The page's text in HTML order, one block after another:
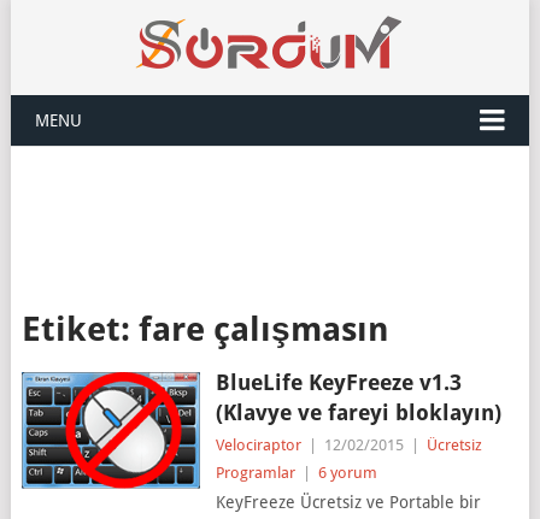
MENU
Etiket: fare çalışmasın
BlueLife KeyFreeze v1.3
(Klavye ve fareyi bloklayın)
Velociraptor 12/02/2015
Ücretsiz
Programlar
6 yorum
KeyFreeze Ücretsiz ve Portable bir